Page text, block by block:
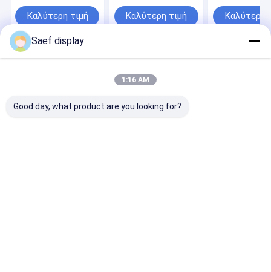
Βιομηχανικής
Κλάσης για την
Αμερικανική/
Ευρωπαϊκή Αγορά
Καλύτερη τιμή
ST7701S,
βιομηχανικής
έως 70°C
Καλύτερη τιμή
και 40pin
SPI RGB
Καλύτερη
Αρχική
Περίπου
επαφή
Desktop
Sitemap
Privacy Policy
2026 Shenzhen Saef Technology Ltd.. All Rights Reserved.
Saef display
1:16 AM
Good day, what product are you looking for?